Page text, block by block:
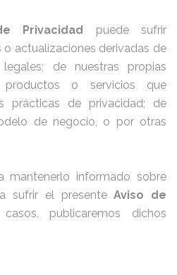
Privacidad
puede sufrir
actualizaciones derivadas de
legales; de nuestras propias
o servicios que
prácticas de privacidad; de
de negocio, o por otras
mantenerlo informado sobre
sufrir el presenteAviso de
publicaremos dichos